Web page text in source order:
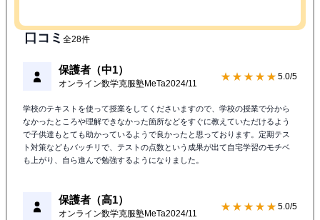
口コミ 全28件
保護者（中1）
オンライン数学克服塾MeTa2024/11
★★★★★ 5.0/5
学校のテキストを使って授業をしてくださいますので、学校の授業で分から
なかったところや理解できなかった箇所などをすぐに教えていただけるよう
で子供達もとても助かっているようで良かったと思っております。定期テス
ト対策などもバッチリで、テストの点数という成果が出て自宅学習のモチベ
も上がり、自ら進んで勉強するようになりました。
保護者（高1）
オンライン数学克服塾MeTa2024/11
★★★★★ 5.0/5